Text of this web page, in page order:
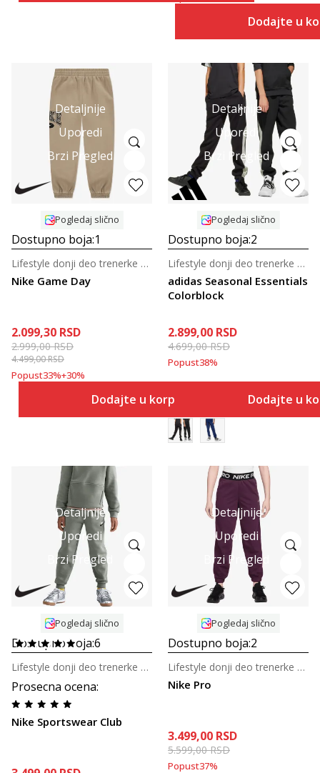
Dodajte u
Detaljnije
Uporedi
Brzi Pregled
Pogledaj slično
Dostupno boja:1
Nike Game Day
Lifestyle donji deo trenerke za dečake
2.099,30 RSD
2.999,00RSD
4.499,00RSD
Popust33%+30%
Dodajte u korpu
Detaljnije
Uporedi
Brzi Pregled
Pogledaj slično
Dostupno boja:2
adidas Seasonal Essentials
Colorblock
Lifestyle donji deo trenerke za tinejdžere
2.899,00 RSD
4.699,00RSD
Popust38%
Dodajte u
Detaljnije
Uporedi
Brzi Pregled
Pogledaj slično
Dostupno boja:6
Prosecna ocena:
Nike Sportswear Club
Lifestyle donji deo trenerke za tinejdžere
Detaljnije
Uporedi
Brzi Pregled
Pogledaj slično
Dostupno boja:2
Nike Pro
Lifestyle donji deo trenerke za tinejdžerke
3.499,00 RSD
5.599,00RSD
Popust37%